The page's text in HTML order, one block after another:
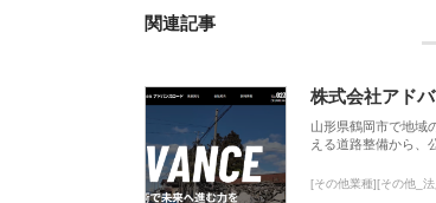
関連記事
株式会社アド
山形県鶴岡市で地域
える道路整備から、
[その他業種][その他_